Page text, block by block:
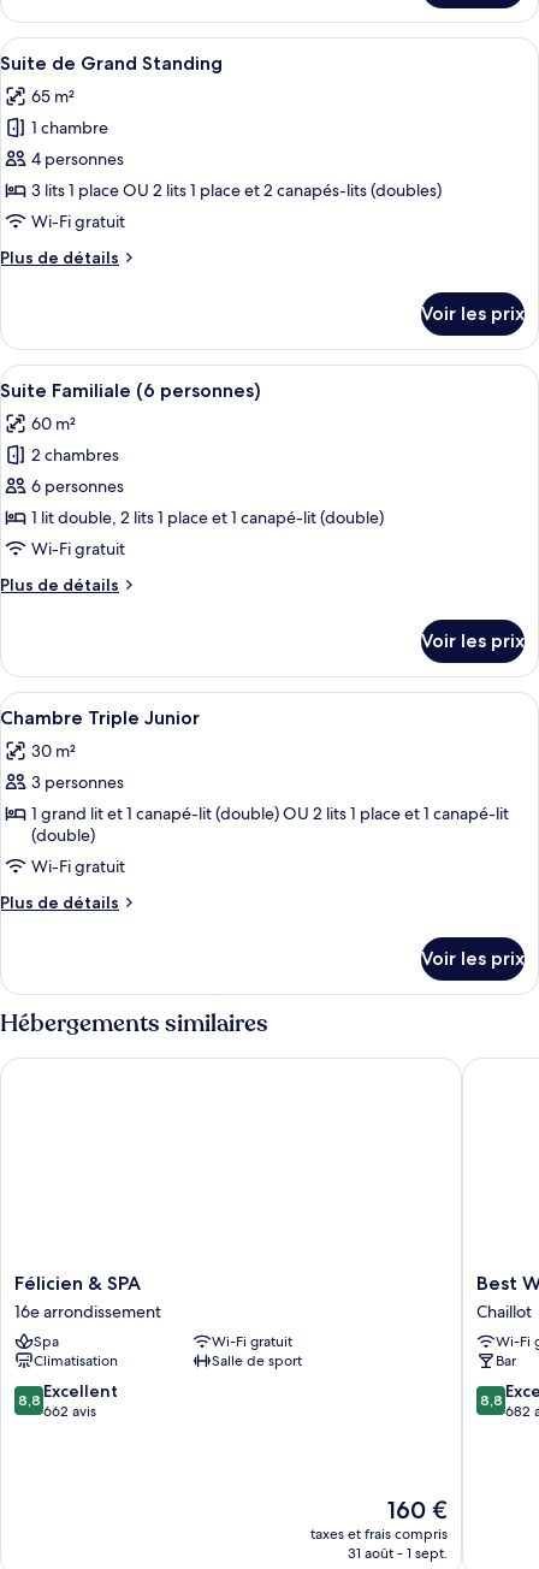
le
type
de
Penthouse
Afficher
toutes
les
photos
pour
ce
type
chambre :
Grand
Standing
Literie de qualité supérieure,
6
Suite de Grand Standing
65 m²
1 chambre
4 personnes
3 lits 1 place OU 2 lits 1 place et 2 canapés-lits (doubles)
Wi-Fi gratuit
Plus de détails
Plus
le
type
de
Suite
de
Grand
Standing
Voir les prix
Afficher
toutes
les
photos
pour
ce
type
chambre :
(6
personnes)
Literie de qualité supérieure,
8
Suite Familiale (6 personnes)
60 m²
2 chambres
6 personnes
1 lit double, 2 lits 1 place et 1 canapé-lit (double)
Wi-Fi gratuit
Plus de détails
Plus
le
type
de
Suite
Familiale
personnes)
Voir les prix
Afficher
toutes
les
photos
pour
type
de
Triple
Junior
Literie de qualité supérieure,
8
Chambre Triple Junior
30 m²
3 personnes
1 grand lit et 1 canapé-lit (double) OU 2 lits 1 place et 1 canapé-lit
(double)
Wi-Fi gratuit
Plus de détails
Plus
le
type
de
chambre
Chambre
Voir les prix
Hébergements similaires
Félicien
&
SPA
16e
arrondissement
Félicien & SPA
16e arrondissement
Spa
Wi-Fi gratuit
Climatisation
Salle de sport
8.8
sur
8,8 Excellent
662 avis
Le
nouveau
prix
160 €
taxes et frais compris
31 août - 1 sept.
Félicien & SPA
Best
Western
Au
Chaillot
Best
Chaillot
Wi-Fi
Bar
8.8
sur
8,8
682
Best